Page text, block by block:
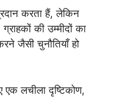
करता हैं, लेकिन
की उम्मीदों का
जैसी चुनौतियाँ हो
एक लचीला दृष्टिकोण,